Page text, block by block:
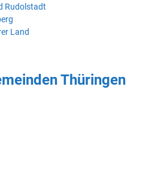
Rudolstadt
Land
Thüringen